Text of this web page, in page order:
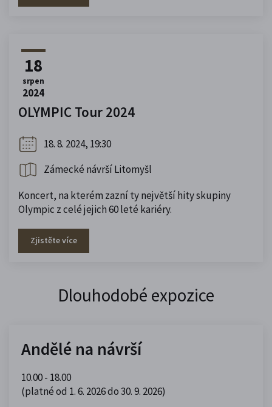
18
srpen
2024
OLYMPIC Tour 2024
18. 8. 2024, 19:30
Zámecké návrší Litomyšl
Koncert, na kterém zazní ty největší hity skupiny
Olympic z celé jejich 60 leté kariéry.
Zjistěte více
Dlouhodobé expozice
Andělé na návrší
10.00 - 18.00
(platné od 1. 6. 2026 do 30. 9. 2026)